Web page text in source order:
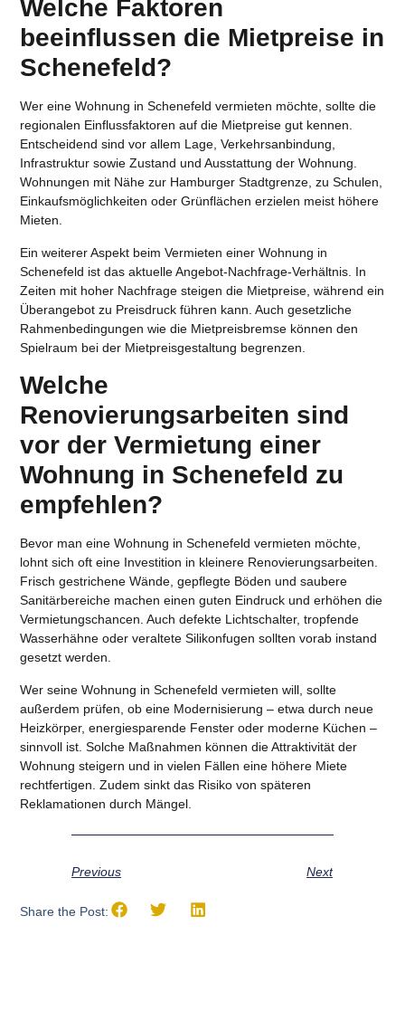
Welche Faktoren
beeinflussen die Mietpreise in
Schenefeld?
Wer eineWohnung in Schenefeld vermieten möchte, sollte die
regionalen Einflussfaktoren auf die Mietpreise gut kennen.
Entscheidend sind vor allem Lage, Verkehrsanbindung,
Infrastruktur sowie Zustand und Ausstattung der Wohnung.
Wohnungen mit Nähe zur Hamburger Stadtgrenze, zu Schulen,
Einkaufsmöglichkeiten oder Grünflächen erzielen meist höhere
Mieten.
Ein weiterer Aspekt beimVermieten einer Wohnung in
Schenefeld ist das aktuelle Angebot-Nachfrage-Verhältnis. In
Zeiten mit hoher Nachfrage steigen die Mietpreise, während ein
Überangebot zu Preisdruck führen kann. Auch gesetzliche
Rahmenbedingungen wie die Mietpreisbremse können den
Spielraum bei der Mietpreisgestaltung begrenzen.
Welche
Renovierungsarbeiten sind
vor der Vermietung einer
Wohnung in Schenefeld zu
empfehlen?
Bevor man eineWohnung in Schenefeld vermieten möchte,
lohnt sich oft eine Investition in kleinere Renovierungsarbeiten.
Frisch gestrichene Wände, gepflegte Böden und saubere
Sanitärbereiche machen einen guten Eindruck und erhöhen die
Vermietungschancen. Auch defekte Lichtschalter, tropfende
Wasserhähne oder veraltete Silikonfugen sollten vorab instand
gesetzt werden.
Wer seineWohnung in Schenefeld vermieten will, sollte
außerdem prüfen, ob eine Modernisierung – etwa durch neue
Heizkörper, energiesparende Fenster oder moderne Küchen –
sinnvoll ist. Solche Maßnahmen können die Attraktivität der
Wohnung steigern und in vielen Fällen eine höhere Miete
rechtfertigen. Zudem sinkt das Risiko von späteren
Reklamationen durch Mängel.
Previous Next
Share the Post: